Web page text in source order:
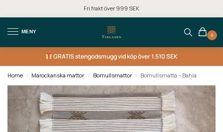
Fri frakt över 999 SEK
MENY
0
GRATISstengodsmugg vid köp över 1.510 SEK
Home / Marockanska mattor / Bomullsmattor / Bomullsmatta – Bahia